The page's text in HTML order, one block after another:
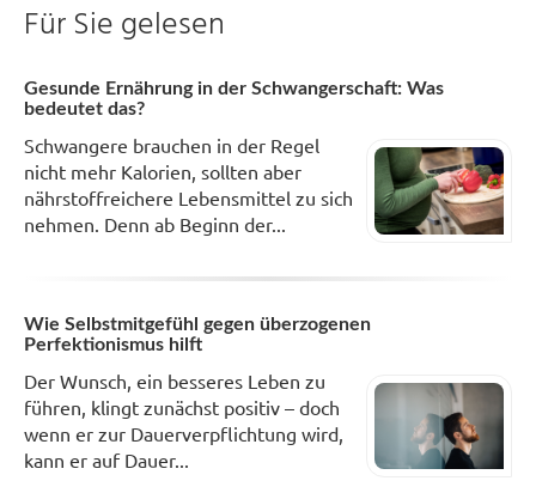
Für Sie gelesen
Gesunde Ernährung in der Schwangerschaft: Was
bedeutet das?
Schwangere brauchen in der Regel
nicht mehr Kalorien, sollten aber
nährstoffreichere Lebensmittel zu sich
nehmen. Denn ab Beginn der...
Wie Selbstmitgefühl gegen überzogenen
Perfektionismus hilft
Der Wunsch, ein besseres Leben zu
führen, klingt zunächst positiv – doch
wenn er zur Dauerverpflichtung wird,
kann er auf Dauer...